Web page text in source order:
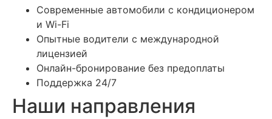
Современные автомобили с кондиционером
и Wi-Fi
Опытные водители с международной
лицензией
Онлайн-бронирование без предоплаты
Поддержка 24/7
Наши направления